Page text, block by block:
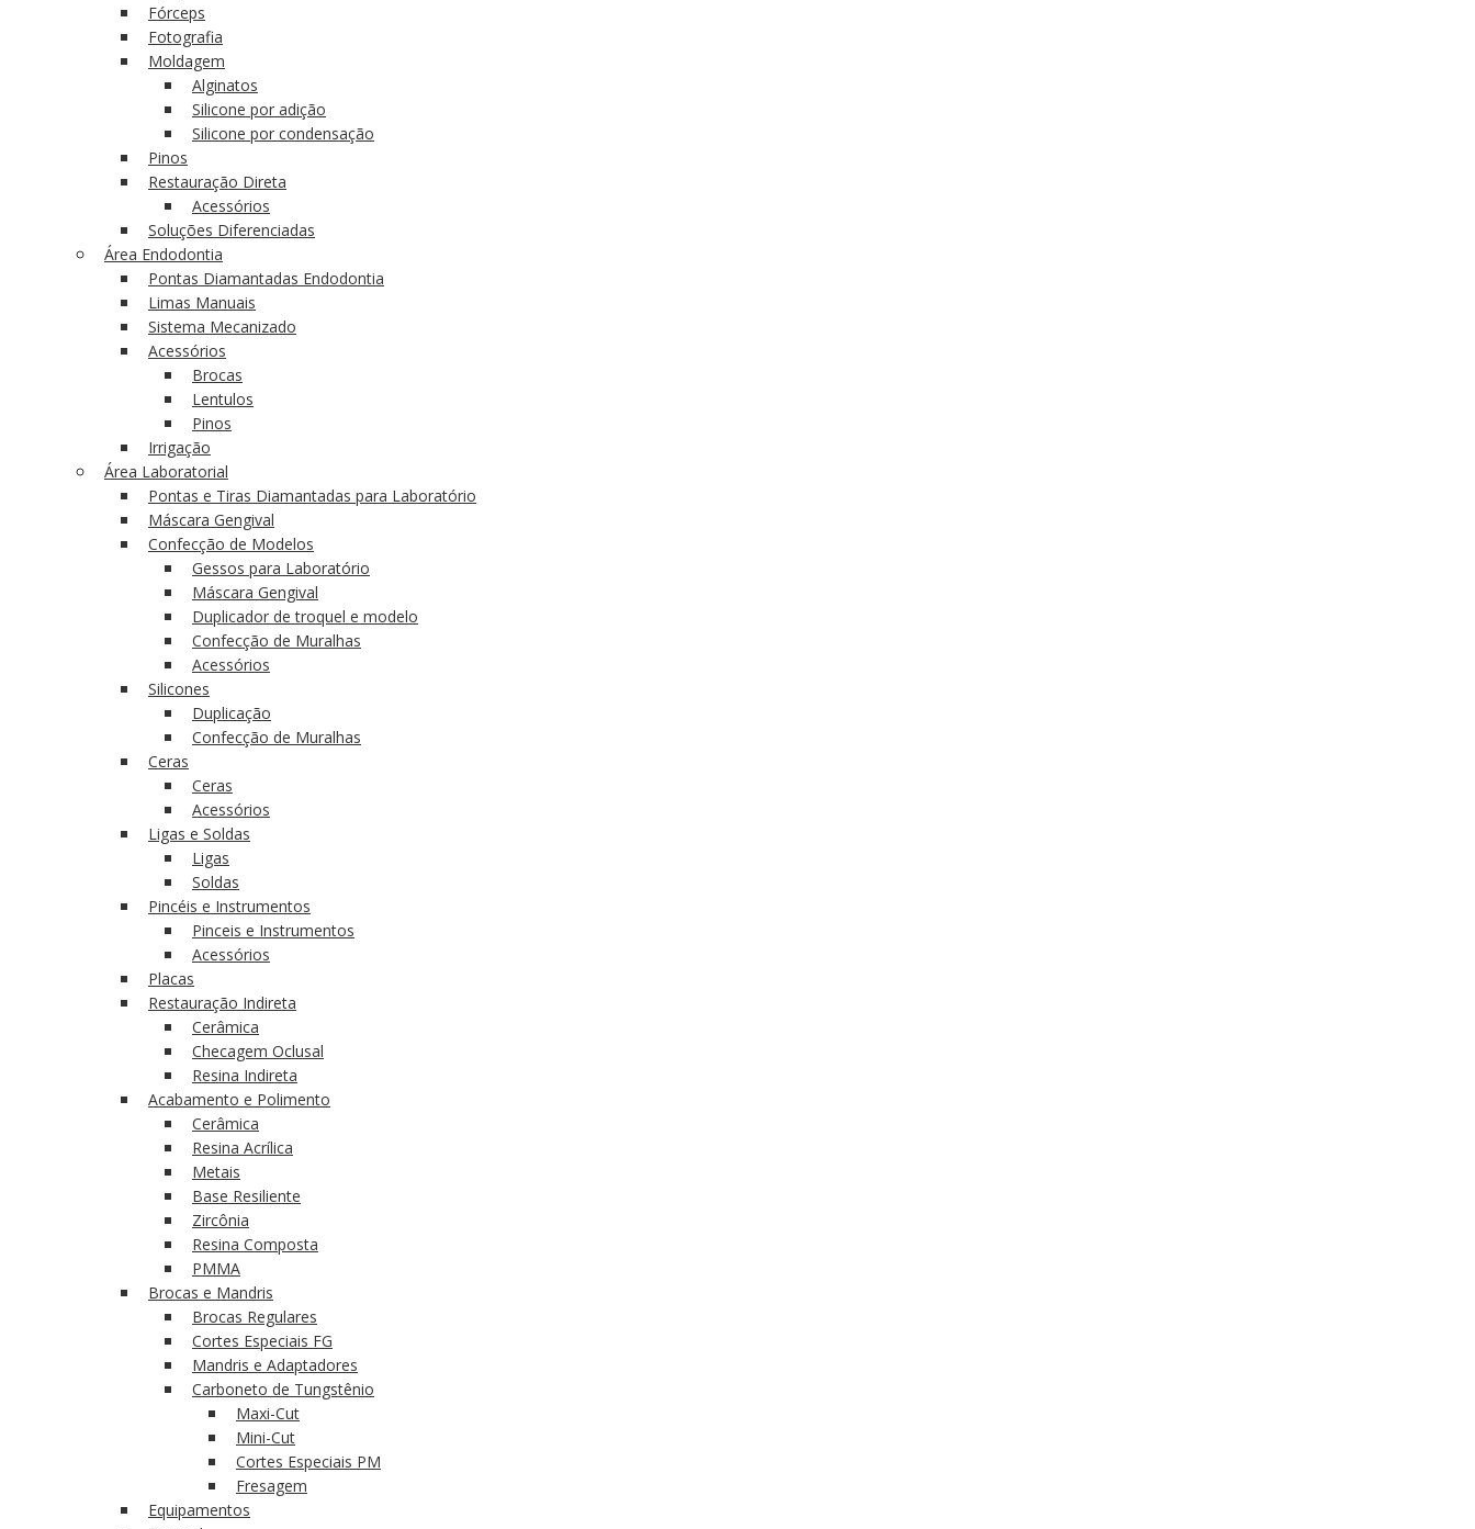
Fórceps
Fotografia
Moldagem
Alginatos
Silicone por adição
Silicone por condensação
Pinos
Restauração Direta
Acessórios
Soluções Diferenciadas
Área Endodontia
Pontas Diamantadas Endodontia
Limas Manuais
Sistema Mecanizado
Acessórios
Brocas
Lentulos
Pinos
Irrigação
Área Laboratorial
Pontas e Tiras Diamantadas para Laboratório
Máscara Gengival
Confecção de Modelos
Gessos para Laboratório
Máscara Gengival
Duplicador de troquel e modelo
Confecção de Muralhas
Acessórios
Silicones
Duplicação
Confecção de Muralhas
Ceras
Ceras
Acessórios
Ligas e Soldas
Ligas
Soldas
Pincéis e Instrumentos
Pinceis e Instrumentos
Acessórios
Placas
Restauração Indireta
Cerâmica
Checagem Oclusal
Resina Indireta
Acabamento e Polimento
Cerâmica
Resina Acrílica
Metais
Base Resiliente
Zircônia
Resina Composta
PMMA
Brocas e Mandris
Brocas Regulares
Cortes Especiais FG
Mandris e Adaptadores
Carboneto de Tungstênio
Maxi-Cut
Mini-Cut
Cortes Especiais PM
Fresagem
Equipamentos